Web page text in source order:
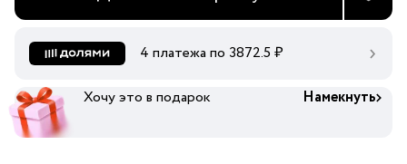
4 платежа по 3872.5 ₽
Хочу это в подарок Намекнуть